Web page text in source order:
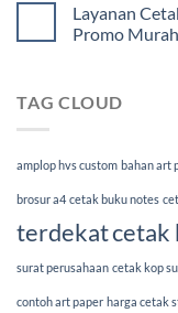
Layanan
Promo Murah
TAG CLOUD
amplop hvs custom bahan art
brosur a4 cetak buku notes
terdekatcetak
surat perusahaan cetak kop
contoh art paper harga cetak